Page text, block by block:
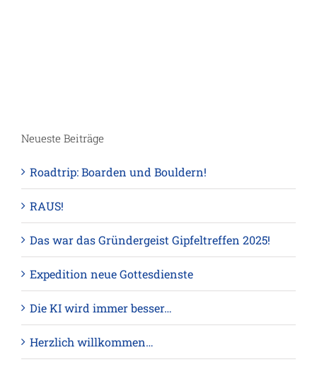
Neueste Beiträge
Roadtrip: Boarden und Bouldern!
RAUS!
Das war das Gründergeist Gipfeltreffen 2025!
Expedition neue Gottesdienste
Die KI wird immer besser…
Herzlich willkommen…